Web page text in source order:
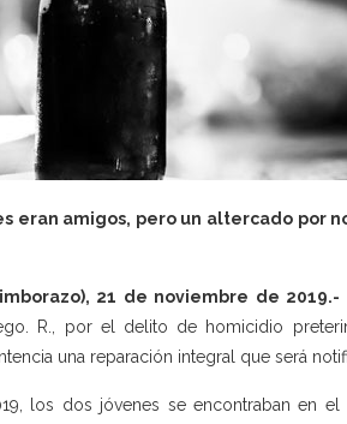
eran amigos, pero un altercado
21 de noviembre de 2019.-
R., por el delito de homicidio
una reparación integral que será
los dos jóvenes se encontraban en